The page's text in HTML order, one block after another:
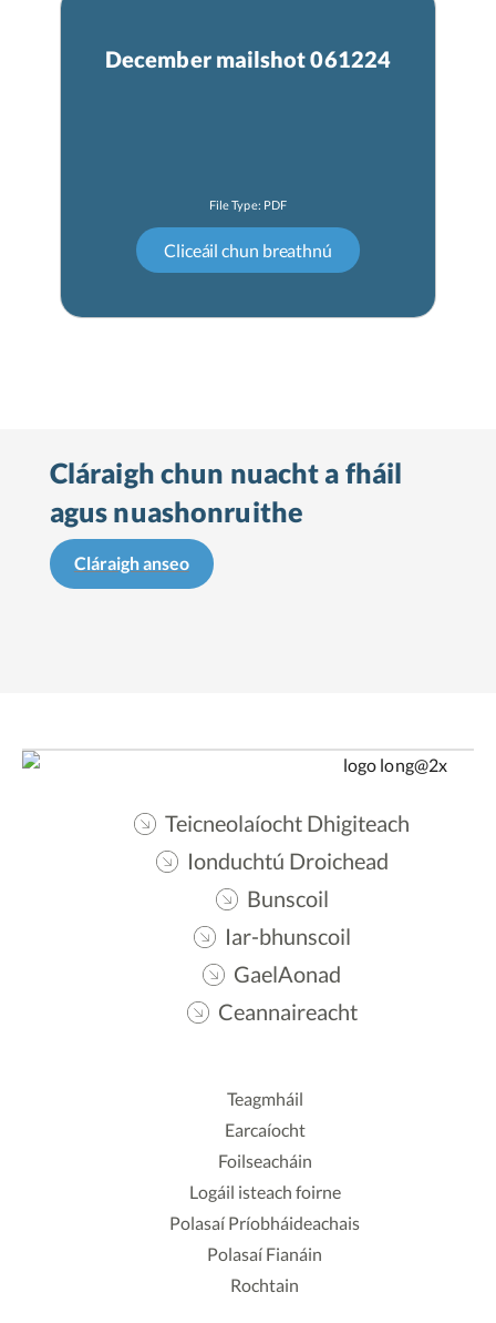
December mailshot 061224
Cláraigh chun nuacht a fháil
agus nuashonruithe
Cláraigh anseo
Teicneolaíocht Dhigiteach
Ionduchtú Droichead
Bunscoil
Iar-bhunscoil
GaelAonad
Ceannaireacht
Teagmháil
Earcaíocht
Foilseacháin
Logáil isteach foirne
Polasaí Príobháideachais
Polasaí Fianáin
Rochtain